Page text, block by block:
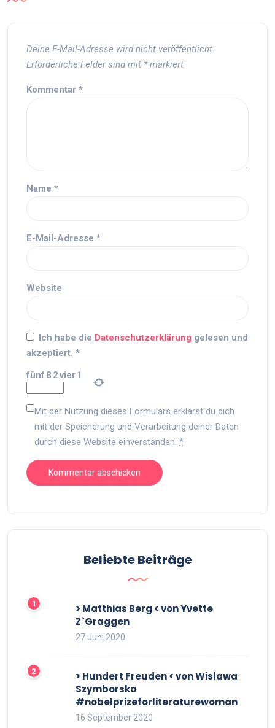
Deine E-Mail-Adresse wird nicht veröffentlicht.
Erforderliche Felder sind mit *markiert
Kommentar *
Name *
E-Mail-Adresse *
Website
Ich habe die Datenschutzerklärung gelesen und
akzeptiert. *
fünf 8 2vier1
Mit der Nutzung dieses Formulars erklärst du dich
mit der Speicherung und Verarbeitung deiner Daten
durch diese Website einverstanden. *
Beliebte Beiträge
> Matthias Berg < von Yvette
Z`Graggen
27 Juni 2020
> Hundert Freuden < von Wislawa
Szymborska
#nobelprizeforliteraturewoman
16 September 2020